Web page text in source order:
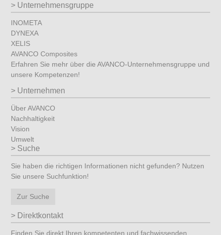
Unternehmensgruppe
INOMETA
DYNEXA
XELIS
AVANCO Composites
Erfahren Sie mehr über die AVANCO-Unternehmensgruppe und
unsere Kompetenzen!
Unternehmen
Über AVANCO
Nachhaltigkeit
Vision
Umwelt
Suche
Sie haben die richtigen Informationen nicht gefunden? Nutzen
Sie unsere Suchfunktion!
Zur Suche
Direktkontakt
Finden Sie direkt Ihren kompetenten und fachwissenden